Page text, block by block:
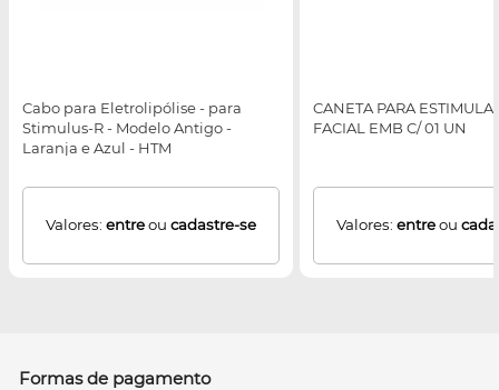
Cabo para Eletrolipólise - para
Stimulus-R - Modelo Antigo -
Laranja e Azul - HTM
Valores: entreou cadastre-se
CANETA PARA
FACIAL EMB C/ 01 UN
Valores: entreou
Formas de pagamento